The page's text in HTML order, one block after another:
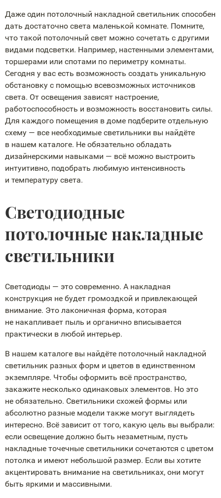
Даже один потолочный накладной светильник способен
дать достаточно света маленькой комнате. Помните,
что такой потолочный свет можно сочетать с другими
видами подсветки. Например, настенными элементами,
торшерами или спотами по периметру комнаты.
Сегодня у вас есть возможность создать уникальную
обстановку с помощью всевозможных источников
света. От освещения зависят настроение,
работоспособность и возможность восстановить силы.
Для каждого помещения в доме подберите отдельную
схему — все необходимые светильники вы найдёте
в нашем каталоге. Не обязательно обладать
дизайнерскими навыками — всё можно выстроить
интуитивно, подобрать любимую интенсивность
и температуру света.
Светодиодные
потолочные накладные
светильники
Светодиоды — это современно. А накладная
конструкция не будет громоздкой и привлекающей
внимание. Это лаконичная форма, которая
не накапливает пыль и органично вписывается
практически в любой интерьер.
В нашем каталоге вы найдёте потолочный накладной
светильник разных форм и цветов в единственном
экземпляре. Чтобы оформить всё пространство,
закажите несколько одинаковых элементов. Но это
не обязательно. Светильники схожей формы или
абсолютно разные модели также могут выглядеть
интересно. Всё зависит от того, какую цель вы выбрали:
если освещение должно быть незаметным, пусть
накладные точечные светильники сочетаются с цветом
потолка и имеют небольшой размер. Если вы хотите
акцентировать внимание на светильниках, они могут
быть яркими и массивными.